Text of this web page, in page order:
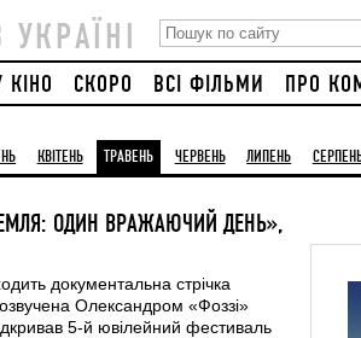
КІНО СКОРО ВСІ ФІЛЬМИ ПРО
КВІТЕНЬ ТРАВЕНЬ ЧЕРВЕНЬ ЛИПЕНЬ
ОДИН ВРАЖАЮЧИЙ ДЕНЬ»,
документальна стрічка
Олександром «Фоззі»
5-й ювілейний фестиваль